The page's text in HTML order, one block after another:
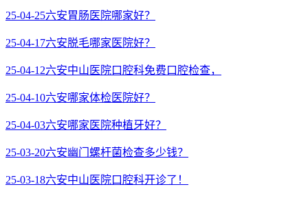
25-04-25六安胃肠医院哪家好？
25-04-17六安脱毛哪家医院好？
25-04-12六安中山医院口腔科免费口腔检查，
25-04-10六安哪家体检医院好？
25-04-03六安哪家医院种植牙好？
25-03-20六安幽门螺杆菌检查多少钱？
25-03-18六安中山医院口腔科开诊了！